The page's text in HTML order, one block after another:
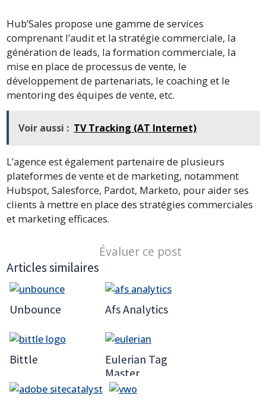
Hub’Sales propose une gamme de services
comprenant l’audit et la stratégie commerciale, la
génération de leads, la formation commerciale, la
mise en place de processus de vente, le
développement de partenariats, le coaching et le
mentoring des équipes de vente, etc.
Voir aussi : TV Tracking (AT Internet)
L’agence est également partenaire de plusieurs
plateformes de vente et de marketing, notamment
Hubspot, Salesforce, Pardot, Marketo, pour aider ses
clients à mettre en place des stratégies commerciales
et marketing efficaces.
Évaluer ce post
Articles similaires
Unbounce Afs Analytics
Bittle
Eulerian Tag
Master